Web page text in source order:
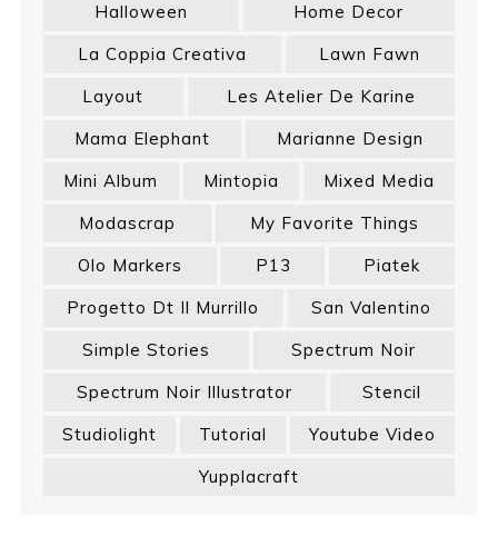
Halloween
Home Decor
La Coppia Creativa
Lawn Fawn
Layout
Les Atelier De Karine
Mama Elephant
Marianne Design
Mini Album
Mintopia
Mixed Media
Modascrap
My Favorite Things
Olo Markers
P13
Piatek
Progetto Dt Il Murrillo
San Valentino
Simple Stories
Spectrum Noir
Spectrum Noir Illustrator
Stencil
Studiolight
Tutorial
Youtube Video
Yupplacraft